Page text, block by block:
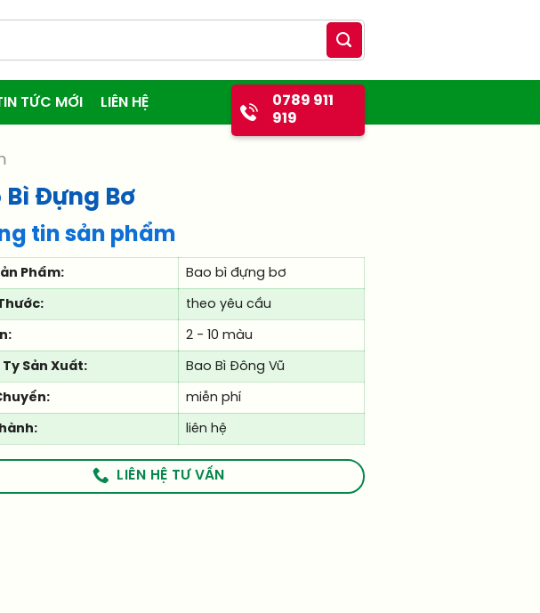
TỨC MỚI LIÊN HỆ
0789 911
919
Bì Đựng Bơ
tin sản phẩm
Phẩm: Bao bì đựng bơ
theo yêu cầu
2 - 10 màu
Ty Sản Xuất: Bao Bì Đông Vũ
miễn phí
liên hệ
LIÊN HỆ TƯ VẤN